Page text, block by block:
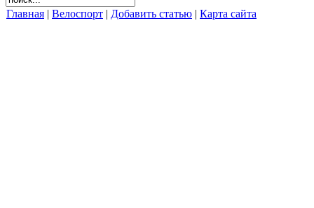
Главная | Велоспорт | Добавить статью | Карта сайта